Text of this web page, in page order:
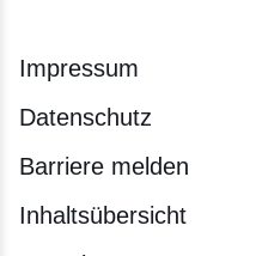
Impressum
Datenschutz
Barriere melden
Inhaltsübersicht